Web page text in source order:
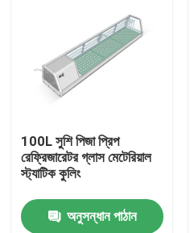
কারখানা ভ্রমণ
মান নিয়ন্ত্রণ
যোগাযোগ করুন
খবর
100L সুশি পিজা প্রিপ
রেফ্রিজারেটর গ্লাস মেটেরিয়াল
স্ট্যাটিক কুলিং
অনুসন্ধান পাঠান